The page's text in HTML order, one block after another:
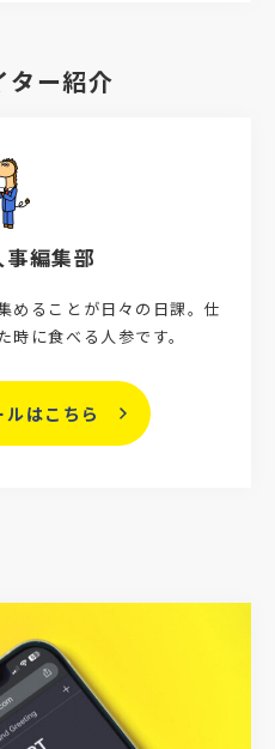
ター紹介
事編集部
はこちら
めることが日々の日課。仕
に食べる人参です。